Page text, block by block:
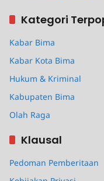
Kategori
Kabar Bima
Kabar Kota Bima
Hukum & Kriminal
Kabupaten Bima
Olah Raga
Klausal
Pedoman Pemberitaan